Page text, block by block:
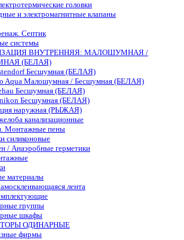
головки
и электромагнитные клапаны
Септик
системы
ВНУТРЕННЯЯ: МАЛОШУМНАЯ /
(БЕЛАЯ)
Бесшумная (БЕЛАЯ)
Aqua Малошумная / Бесшумная (БЕЛАЯ)
Бесшумная (БЕЛАЯ)
Бесшумная (БЕЛАЯ)
наружная (РЫЖАЯ)
канализационные
Монтажные пены
силиконовые
/ Анаэробные герметики
материалы
лента
группы
шкафы
ОДИНАРНЫЕ
фирмы